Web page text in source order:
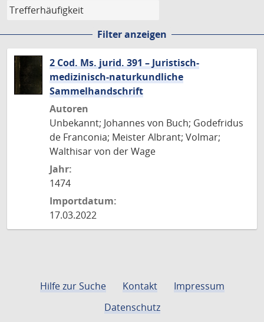
Filter anzeigen
2 Cod. Ms. jurid. 391 – Juristisch-
medizinisch-naturkundliche
Sammelhandschrift
Autoren
Unbekannt; Johannes von Buch; Godefridus
de Franconia; Meister Albrant; Volmar;
Walthisar von der Wage
Jahr:
1474
Importdatum:
17.03.2022
Hilfe zur Suche Kontakt
Impressum
Datenschutz